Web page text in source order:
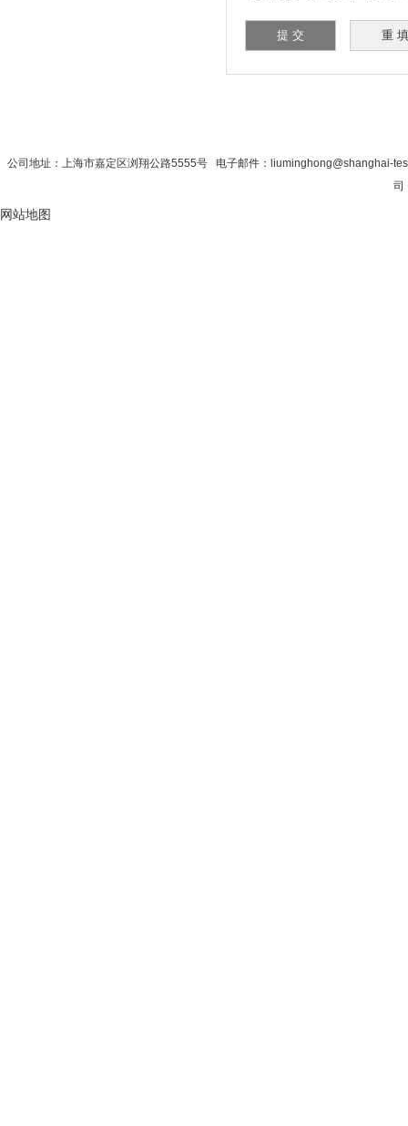
公司地址：上海市嘉定区浏翔公路5555号 电子邮件：liuminghong@shanghai-
司
网站地图